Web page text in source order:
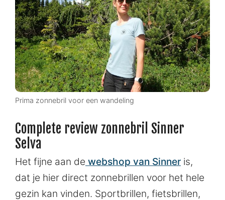
Prima zonnebril voor een wandeling
Complete review zonnebril Sinner
Selva
Het fijne aan de webshop van Sinner is,
dat je hier direct zonnebrillen voor het hele
gezin kan vinden. Sportbrillen, fietsbrillen,